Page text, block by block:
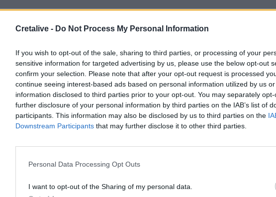
Cretalive - Do Not Process My Personal Information
If you wish to opt-out of the sale, sharing to third parties, or processing of your
sensitive information for targeted advertising by us, please use the below opt-out
confirm your selection. Please note that after your opt-out request is processed
continue seeing interest-based ads based on personal information utilized by us
information disclosed to third parties prior to your opt-out. You may separately
further disclosure of your personal information by third parties on the IAB’s list of
participants. This information may also be disclosed by us to third parties on the
Downstream Participants that may further disclose it to other third parties.
Personal Data Processing Opt Outs
I want to opt-out of the Sharing of my personal data.
στοGoogle Newsκαι στοFacebook
στο κανάλι μας στοYouTube